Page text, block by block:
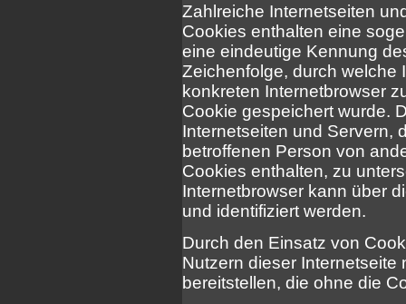
Zahlreiche Internetseiten
Cookies enthalten eine
eine eindeutige Kennung
Zeichenfolge, durch welche
konkreten Internetbrowser
Cookie gespeichert wurde.
Internetseiten und Servern,
betroffenen Person von
Cookies enthalten, zu
Internetbrowser kann über
und identifiziert werden.
Durch den Einsatz von
Nutzern dieser
bereitstellen, die ohne die